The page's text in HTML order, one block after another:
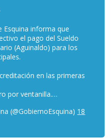
Esquina informa que
el pago del Sueldo
(Aguinaldo) para los
en las primeras
por ventanilla.…
(@GobiernoEsquina) 18